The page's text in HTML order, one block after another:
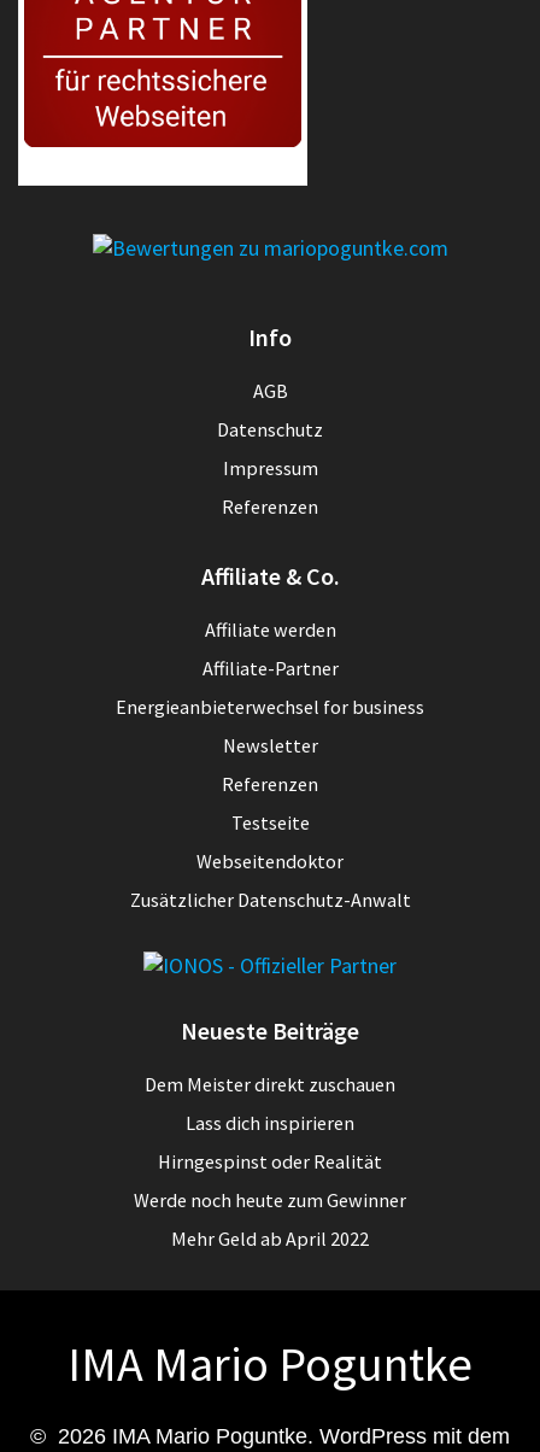
Info
AGB
Datenschutz
Impressum
Referenzen
Affiliate & Co.
Affiliate werden
Affiliate-Partner
Energieanbieterwechsel for business
Newsletter
Referenzen
Testseite
Webseitendoktor
Zusätzlicher Datenschutz-Anwalt
Neueste Beiträge
Dem Meister direkt zuschauen
Lass dich inspirieren
Hirngespinst oder Realität
Werde noch heute zum Gewinner
Mehr Geld ab April 2022
IMA Mario Poguntke
© 2026 IMA Mario Poguntke. WordPress mit dem